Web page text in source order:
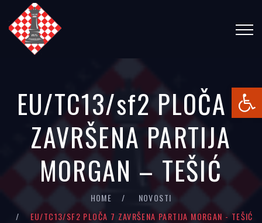
EU/TC13/sf2 PLOČA 7
ZAVRŠENA PARTIJA
MORGAN – TEŠIĆ
HOME
NOVOSTI
EU/TC13/SF2 PLOČA 7 ZAVRŠENA PARTIJA MORGAN - TEŠIĆ